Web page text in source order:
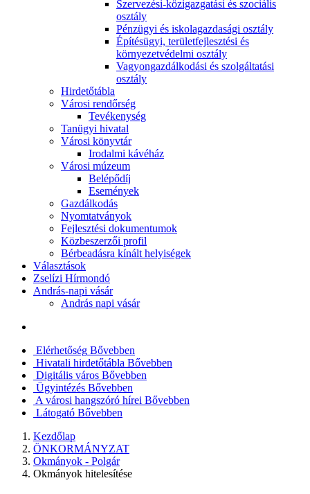
Szervezési-közigazgatási és szociális
osztály
Pénzügyi és iskolagazdasági osztály
Építésügyi, területfejlesztési és
környezetvédelmi osztály
Vagyongazdálkodási és szolgáltatási
osztály
Hirdetőtábla
Városi rendőrség
Tevékenység
Tanügyi hivatal
Városi könyvtár
Irodalmi kávéház
Városi múzeum
Belépődíj
Események
Gazdálkodás
Nyomtatványok
Fejlesztési dokumentumok
Közbeszerzői profil
Bérbeadásra kínált helyiségek
Választások
Zselízi Hírmondó
András-napi vásár
András napi vásár
Elérhetőség Bővebben
Hivatali hirdetőtábla Bővebben
Digitális város Bővebben
Ügyintézés Bővebben
A városi hangszóró hírei Bővebben
Látogató Bővebben
Kezdőlap
ÖNKORMÁNYZAT
Okmányok - Polgár
Okmányok hitelesítése